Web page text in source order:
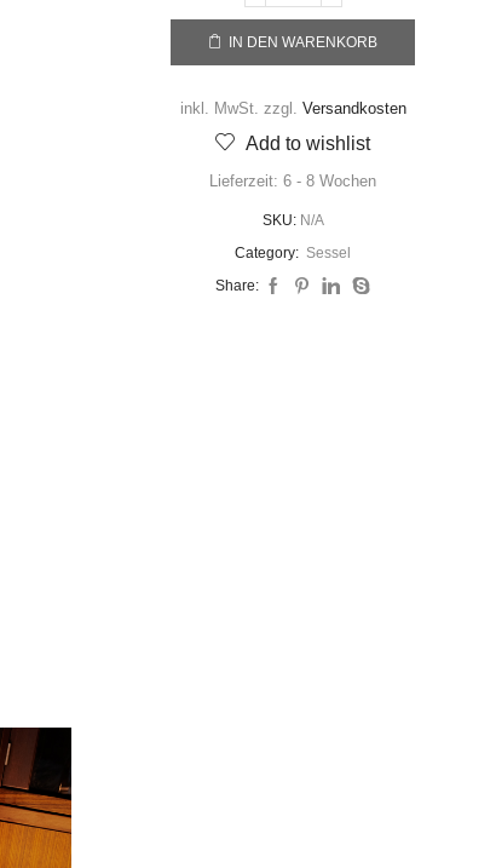
IN DEN WARENKORB
inkl. MwSt. zzgl. Versandkosten
Add to wishlist
Lieferzeit: 6 - 8 Wochen
SKU: N/A
Category: Sessel
Share: